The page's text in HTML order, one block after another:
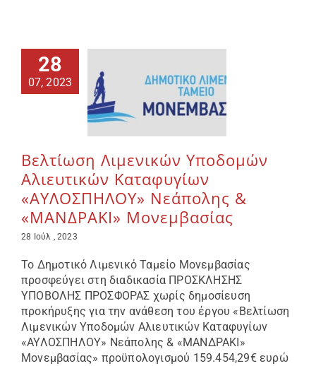
28
07, 2023
Βελτίωση Λιμενικών Υποδομών
Αλιευτικών Καταφυγίων
«ΑΥΛΟΣΠΗΛΟΥ» Νεάπολης &
«ΜΑΝΔΡΑΚΙ» Μονεμβασίας
28 Ιούλ , 2023
Το Δημοτικό Λιμενικό Ταμείο Μονεμβασίας
προσφεύγει στη διαδικασία ΠΡΟΣΚΛΗΣΗΣ
ΥΠΟΒΟΛΗΣ ΠΡΟΣΦΟΡΑΣ χωρίς δημοσίευση
προκήρυξης για την ανάθεση του έργου «Βελτίωση
Λιμενικών Υποδομών Αλιευτικών Καταφυγίων
«ΑΥΛΟΣΠΗΛΟΥ» Νεάπολης & «ΜΑΝΔΡΑΚΙ»
Μονεμβασίας» προϋπολογισμού 159.454,29€ ευρώ